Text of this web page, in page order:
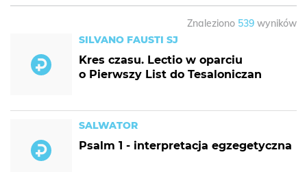
Znaleziono 539 wyników
SILVANO FAUSTI SJ
Kres czasu. Lectio w oparciu
o Pierwszy List do Tesaloniczan
SALWATOR
Psalm 1 - interpretacja egzegetyczna